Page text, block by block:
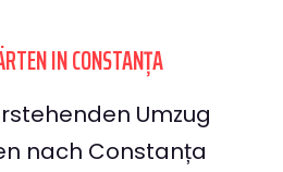
IN CONSTANȚA
Umzug
nach Constanța